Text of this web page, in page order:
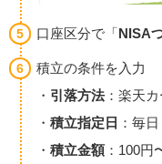
口座区分で「 NISA
積立の条件を入力
・ 引落方法：楽天
・ 積立指定日 ：毎
・ 積立金額 ：100円